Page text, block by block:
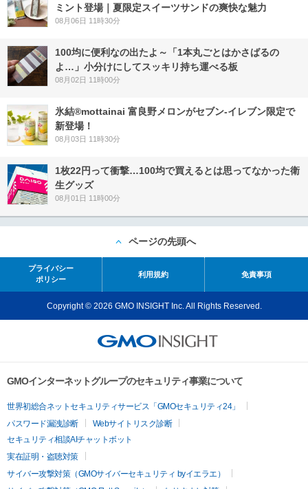
ミント登場｜夏限定スイーツサンドの爽快な魅力
08月06日 11時30分
100均に便利なの出たよ～「1本丸ごとはかさばるの
よ…」小分けにしてスッキリ持ち運べる板
08月02日 11時00分
氷結®mottainai 富良野メロンがセブン‐イレブン限定で
新登場！
08月03日 11時30分
1枚22円って衝撃…100均で買えるとは思ってなかった衛
生グッズ
08月01日 11時00分
ページの先頭へ
プライバシー
ポリシー
利用規約 免責事項
Copyright © 2026 GMO INSIGHT Inc. All Rights Reserved.
GMOインターネットグループのセキュリティ事業について
世界初総合ネットセキュリティサービス「GMOセキュリティ24」
パスワード漏洩診断
Webサイトリスク診断
セキュリティ相談AIチャットボット
実在証明・盗聴対策
サイバー攻撃対策（GMOサイバーセキュリティ byイエラエ）